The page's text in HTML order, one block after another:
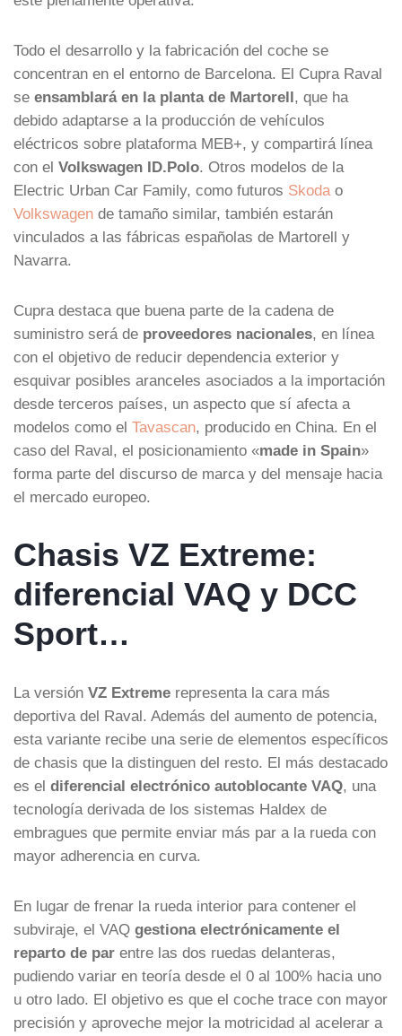
Todo el desarrollo y la fabricación del coche se
concentran en el entorno de Barcelona. El Cupra Raval
se ensamblará en la planta de Martorell, que ha
debido adaptarse a la producción de vehículos
eléctricos sobre plataforma MEB+, y compartirá línea
con el Volkswagen ID.Polo. Otros modelos de la
Electric Urban Car Family, como futuros Skoda o
Volkswagen de tamaño similar, también estarán
vinculados a las fábricas españolas de Martorell y
Navarra.
Cupra destaca que buena parte de la cadena de
suministro será de proveedores nacionales, en línea
con el objetivo de reducir dependencia exterior y
esquivar posibles aranceles asociados a la importación
desde terceros países, un aspecto que sí afecta a
modelos como el Tavascan, producido en China. En el
caso del Raval, el posicionamiento «made in Spain»
forma parte del discurso de marca y del mensaje hacia
el mercado europeo.
Chasis VZ Extreme:
diferencial VAQ y DCC
Sport…
La versión VZ Extreme representa la cara más
deportiva del Raval. Además del aumento de potencia,
esta variante recibe una serie de elementos específicos
de chasis que la distinguen del resto. El más destacado
es el diferencial electrónico autoblocante VAQ, una
tecnología derivada de los sistemas Haldex de
embragues que permite enviar más par a la rueda con
mayor adherencia en curva.
En lugar de frenar la rueda interior para contener el
subviraje, el VAQ gestiona electrónicamente el
reparto de par entre las dos ruedas delanteras,
pudiendo variar en teoría desde el 0 al 100% hacia uno
u otro lado. El objetivo es que el coche trace con mayor
precisión y aproveche mejor la motricidad al acelerar a